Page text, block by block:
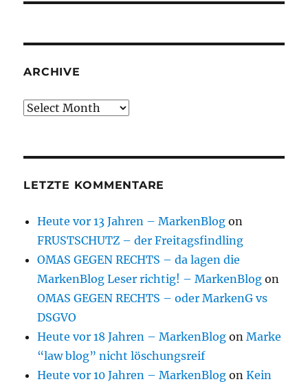
ARCHIVE
Archive
LETZTE KOMMENTARE
Heute vor 13 Jahren – MarkenBlog on
FRUSTSCHUTZ – der Freitagsfindling
OMAS GEGEN RECHTS – da lagen die
MarkenBlog Leser richtig! – MarkenBlog on
OMAS GEGEN RECHTS – oder MarkenG vs
DSGVO
Heute vor 18 Jahren – MarkenBlog onMarke
“law blog” nicht löschungsreif
Heute vor 10 Jahren – MarkenBlog onKein